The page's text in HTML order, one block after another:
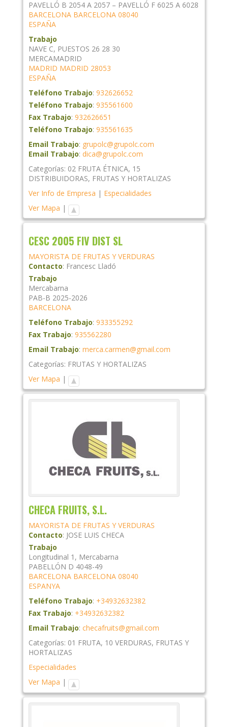
PAVELLÓ B 2054 A 2057 – PAVELLÓ F 6025 A 6028
BARCELONA BARCELONA 08040
ESPAÑA
Trabajo
NAVE C, PUESTOS 26 28 30
MERCAMADRID
MADRID MADRID 28053
ESPAÑA
Teléfono Trabajo: 932626652
Teléfono Trabajo: 935561600
Fax Trabajo: 932626651
Teléfono Trabajo: 935561635
Email Trabajo: grupolc@grupolc.com
Email Trabajo: dica@grupolc.com
Categorías: 02 FRUTA ÉTNICA, 15
DISTRIBUIDORAS, FRUTAS Y HORTALIZAS
Ver Info de Empresa | Especialidades
Ver Mapa |
CESC 2005 FIV DIST SL
MAYORISTA DE FRUTAS Y VERDURAS
Contacto: Francesc Lladó
Trabajo
Mercabarna
PAB-B 2025-2026
BARCELONA
Teléfono Trabajo: 933355292
Fax Trabajo: 935562280
Email Trabajo: merca.carmen@gmail.com
Categorías: FRUTAS Y HORTALIZAS
Ver Mapa |
CHECA FRUITS, S.L.
MAYORISTA DE FRUTAS Y VERDURAS
Contacto: JOSE LUIS CHECA
Trabajo
Longitudinal 1, Mercabarna
PABELLÓN D 4048-49
BARCELONA BARCELONA 08040
ESPANYA
Teléfono Trabajo: +34932632382
Fax Trabajo: +34932632382
Email Trabajo: checafruits@gmail.com
Categorías: 01 FRUTA, 10 VERDURAS, FRUTAS Y
HORTALIZAS
Especialidades
Ver Mapa |